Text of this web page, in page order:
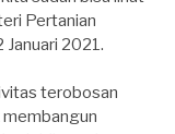
Pertanian
Januari 2021.
terobosan